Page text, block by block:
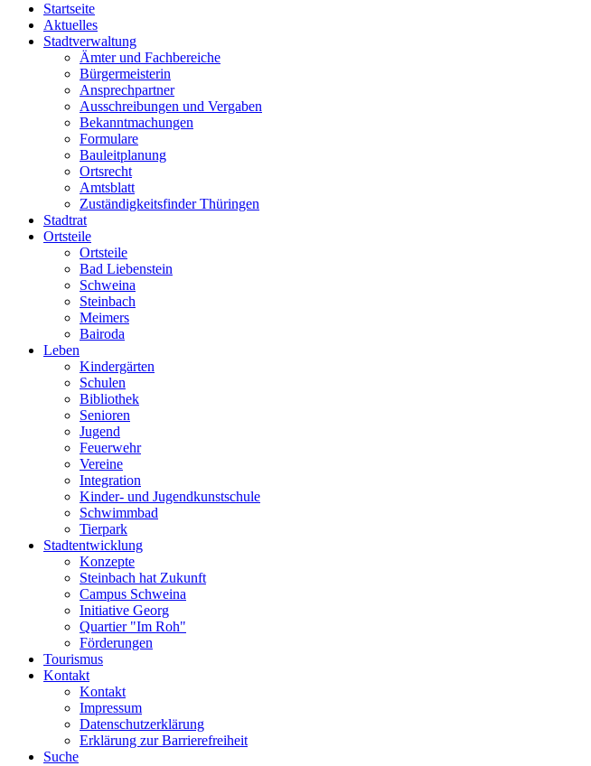
Startseite
Aktuelles
Stadtverwaltung
Ämter und Fachbereiche
Bürgermeisterin
Ansprechpartner
Ausschreibungen und Vergaben
Bekanntmachungen
Formulare
Bauleitplanung
Ortsrecht
Amtsblatt
Zuständigkeitsfinder Thüringen
Stadtrat
Ortsteile
Ortsteile
Bad Liebenstein
Schweina
Steinbach
Meimers
Bairoda
Leben
Kindergärten
Schulen
Bibliothek
Senioren
Jugend
Feuerwehr
Vereine
Integration
Kinder- und Jugendkunstschule
Schwimmbad
Tierpark
Stadtentwicklung
Konzepte
Steinbach hat Zukunft
Campus Schweina
Initiative Georg
Quartier "Im Roh"
Förderungen
Tourismus
Kontakt
Kontakt
Impressum
Datenschutzerklärung
Erklärung zur Barrierefreiheit
Suche